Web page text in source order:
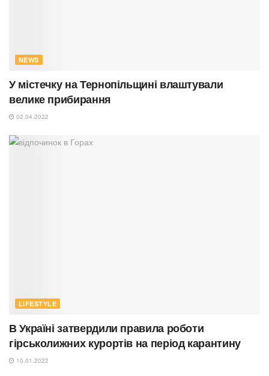
NEWS
У містечку на Тернопільщині влаштували
велике прибирання
02.04.2022
LIFESTYLE
В Україні затвердили правила роботи
гірськолижних курортів на період карантину
10.01.2022